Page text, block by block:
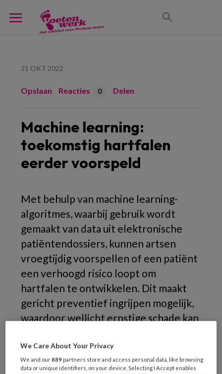
31 OKT 2022
Opslaan Reacties 0 Delen
Machine learning:
toekomstig hartfalen
eerder voorspeld
Met behulp van machine learning-
algoritmes, waarbij gebruik wordt
gemaakt van data uit elektronische
patiëntendossiers, kunnen artsen
vroegtijdig voorspellen of een patiënt
een verhoogd risico loopt om
hartfalen te ontwikkelen. Dit maakt
gericht preventief ingrijpen mogelijk,
waardoor wellicht ernstige schade kan
We Care About Your Privacy
We and our889 partners store and access personal data, like browsing
data or unique identifiers, on your device. Selecting I Accept enables